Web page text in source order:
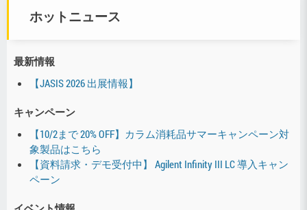
ホットニュース
最新情報
【JASIS 2026 出展情報】
キャンペーン
【10/2まで 20% OFF】カラム消耗品サマーキャンペーン対
象製品はこちら
【資料請求・デモ受付中】 Agilent Infinity III LC 導入キャン
ペーン